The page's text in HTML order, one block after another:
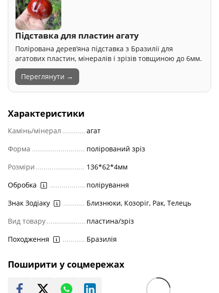
Підставка для пластин агату
Полірована дерев’яна підставка з Бразилії для
агатових пластин, мінералів і зрізів товщиною до 6мм.
Переглянути →
Характеристики
Камінь/мінерал
агат
Форма
полірований зріз
Розміри
136*62*4мм
Обробка
полірування
Знак Зодіаку
Близнюки, Козоріг, Рак, Телець
Вид товару
пластина/зріз
Походження
Бразилія
Поширити у соцмережах